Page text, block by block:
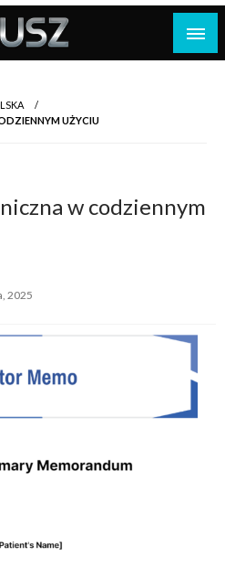
UŻYCIU
w codziennym
2025